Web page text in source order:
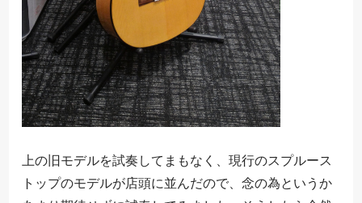
上の旧モデルを試奏してまもなく、現行のスプルース
トップのモデルが店頭に並んだので、念の為というか